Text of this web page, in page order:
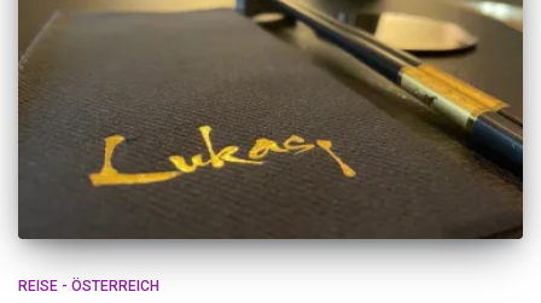
REISE - ÖSTERREICH